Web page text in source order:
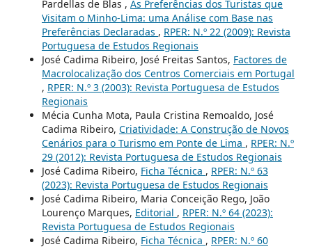
Pardellas de Blas , As Preferências dos Turistas que
Visitam o Minho-Lima: uma Análise com Base nas
Preferências Declaradas , RPER: N.º 22 (2009): Revista
Portuguesa de Estudos Regionais
José Cadima Ribeiro, José Freitas Santos, Factores de
Macrolocalização dos Centros Comerciais em Portugal
, RPER: N.º 3 (2003): Revista Portuguesa de Estudos
Regionais
Mécia Cunha Mota, Paula Cristina Remoaldo, José
Cadima Ribeiro, Criatividade: A Construção de Novos
Cenários para o Turismo em Ponte de Lima , RPER: N.º
29 (2012): Revista Portuguesa de Estudos Regionais
José Cadima Ribeiro, Ficha Técnica , RPER: N.º 63
(2023): Revista Portuguesa de Estudos Regionais
José Cadima Ribeiro, Maria Conceição Rego, João
Lourenço Marques, Editorial , RPER: N.º 64 (2023):
Revista Portuguesa de Estudos Regionais
José Cadima Ribeiro, Ficha Técnica , RPER: N.º 60